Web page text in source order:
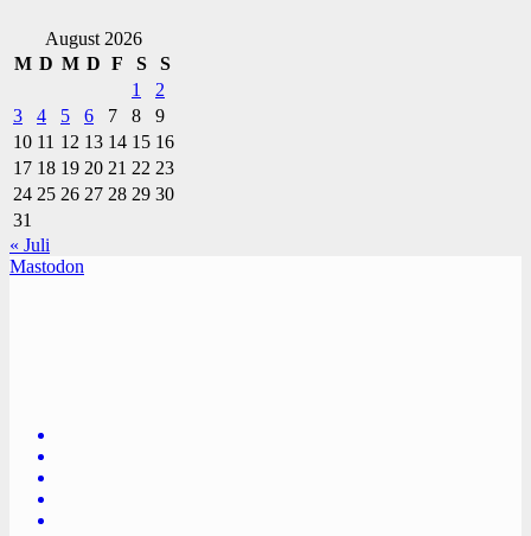
August 2026
M D M D F S
S
1
2
3
4 5 6 7 8
9
10 11 12 13 14 15 16
17 18 19 20 21 22 23
24 25 26 27 28 29 30
31
« Juli
Mastodon